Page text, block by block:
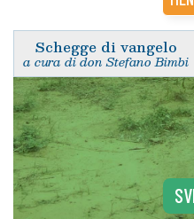
Schegge di vangelo
a cura di don Stefano Bimbi